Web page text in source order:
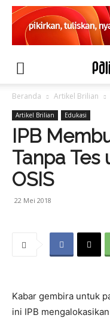
Beranda Artikel Brilian
Artikel Brilian Edukasi
IPB
Tanpa
OSIS
22 Mei 2018
Kabar gembira untuk
ini IPB